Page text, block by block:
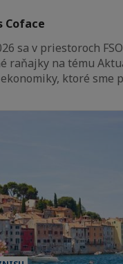
Coface
sa v priestoroch
raňajky na tému
ktoré sme